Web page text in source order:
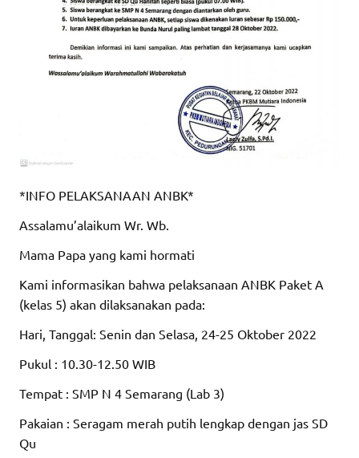
*INFO PELAKSANAAN ANBK*
Assalamu’alaikum Wr. Wb.
Mama Papa yang kami hormati
Kami informasikan bahwa pelaksanaan ANBK Paket A
(kelas 5) akan dilaksanakan pada:
Hari, Tanggal: Senin dan Selasa, 24-25 Oktober 2022
Pukul : 10.30-12.50 WIB
Tempat : SMP N 4 Semarang (Lab 3)
Pakaian : Seragam merah putih lengkap dengan jas SD
Qu